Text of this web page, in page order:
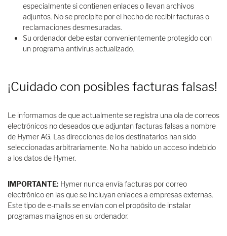
especialmente si contienen enlaces o llevan archivos
adjuntos. No se precipite por el hecho de recibir facturas o
reclamaciones desmesuradas.
Su ordenador debe estar convenientemente protegido con
un programa antivirus actualizado.
¡Cuidado con posibles facturas falsas!
Le informamos de que actualmente se registra una ola de correos
electrónicos no deseados que adjuntan facturas falsas a nombre
de Hymer AG. Las direcciones de los destinatarios han sido
seleccionadas arbitrariamente. No ha habido un acceso indebido
a los datos de Hymer.
IMPORTANTE: Hymer nunca envía facturas por correo
electrónico en las que se incluyan enlaces a empresas externas.
Este tipo de e-mails se envían con el propósito de instalar
programas malignos en su ordenador.